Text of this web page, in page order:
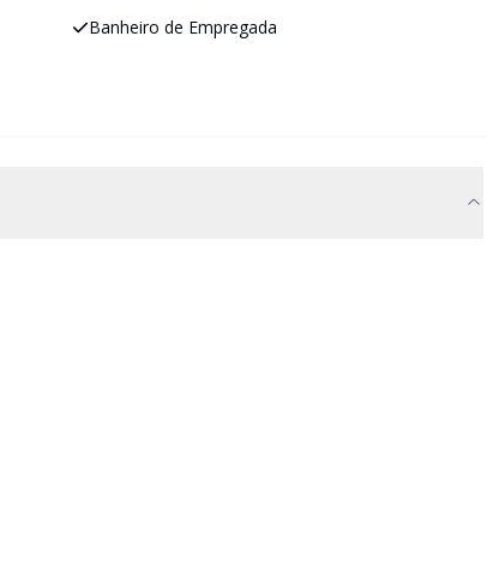
Banheiro de Empregada